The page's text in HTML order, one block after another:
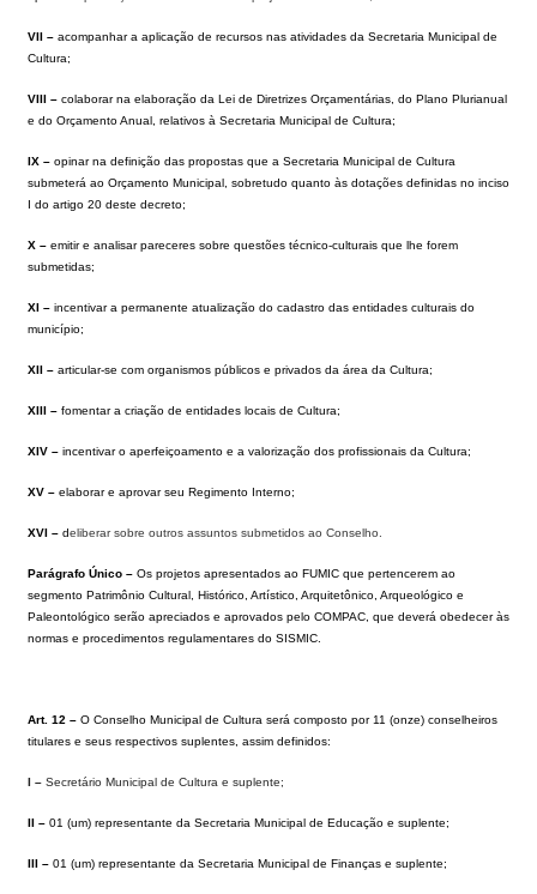
VII – acompanhar a aplicação de recursos nas atividades da Secretaria Municipal de
Cultura;
VIII – colaborar na elaboração da Lei de Diretrizes Orçamentárias, do Plano Plurianual
e do Orçamento Anual, relativos à Secretaria Municipal de Cultura;
IX – opinar na definição das propostas que a Secretaria Municipal de Cultura
submeterá ao Orçamento Municipal, sobretudo quanto às dotações definidas no inciso
I do artigo 20 deste decreto;
X – emitir e analisar pareceres sobre questões técnico-culturais que lhe forem
submetidas;
XI – incentivar a permanente atualização do cadastro das entidades culturais do
município;
XII – articular-se com organismos públicos e privados da área da Cultura;
XIII – fomentar a criação de entidades locais de Cultura;
XIV – incentivar o aperfeiçoamento e a valorização dos profissionais da Cultura;
XV – elaborar e aprovar seu Regimento Interno;
XVI – deliberar sobre outros assuntos submetidos ao Conselho.
Parágrafo Único – Os projetos apresentados ao FUMIC que pertencerem ao
segmento Patrimônio Cultural, Histórico, Artístico, Arquitetônico, Arqueológico e
Paleontológico serão apreciados e aprovados pelo COMPAC, que deverá obedecer às
normas e procedimentos regulamentares do SISMIC.
Art. 12 – O Conselho Municipal de Cultura será composto por 11 (onze) conselheiros
titulares e seus respectivos suplentes, assim definidos:
I – Secretário Municipal de Cultura e suplente;
II – 01 (um) representante da Secretaria Municipal de Educação e suplente;
III – 01 (um) representante da Secretaria Municipal de Finanças e suplente;